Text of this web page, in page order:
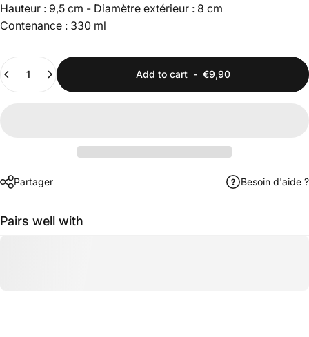
Hauteur : 9,5 cm - Diamètre extérieur : 8 cm
Contenance : 330 ml
Quantity
Add to cart- €9,90
Partager Besoin d'aide ?
Pairs well with